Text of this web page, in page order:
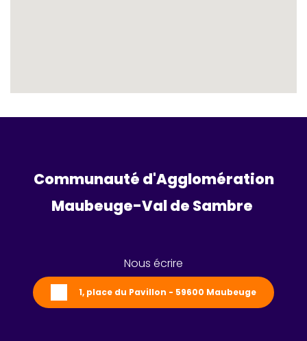
Communauté d'Agglomération
Maubeuge-Val de Sambre
Nous écrire
1, place du Pavillon - 59600 Maubeuge